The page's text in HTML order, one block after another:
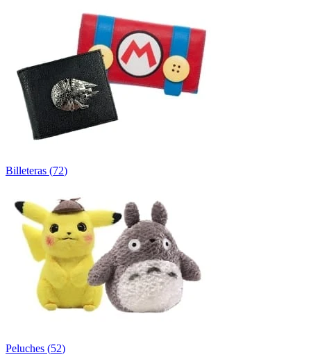
Billeteras (72)
Peluches (52)